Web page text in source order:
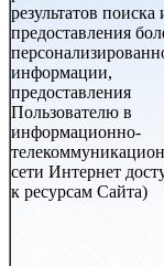
результатов поиска
предоставления
информации,
предоставления
Пользователю в
информационно-
сети Интернет
к ресурсам Сайта)